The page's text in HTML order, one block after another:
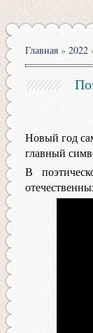
Главная » 2022
Новый год
главный
В